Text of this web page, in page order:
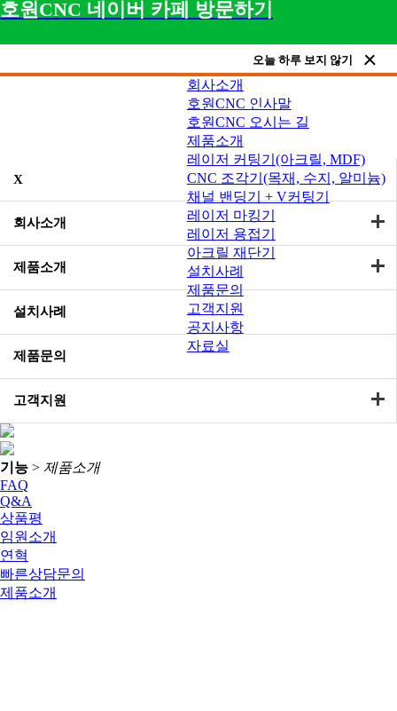
호원CNC 네이버 카페 방문하기
오늘 하루 보지 않기
회사소개
호원CNC 인사말
호원CNC 오시는 길
제품소개
레이저 커팅기(아크릴, MDF)
CNC 조각기(목재, 수지, 알미늄)
채널 밴딩기 + V커팅기
레이저 마킹기
레이저 용접기
아크릴 재단기
설치사례
제품문의
고객지원
공지사항
자료실
X
회사소개
제품소개
설치사례
제품문의
고객지원
기능 > 제품소개
FAQ
Q&A
상품평
임원소개
연혁
빠른상담문의
제품소개